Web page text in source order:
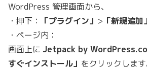
WordPress 管理画面から、
・押下：
「プラグイン」 > 「新規追加」
・ページ内：
画面上に Jetpack by
すぐインストール」 をクリックします